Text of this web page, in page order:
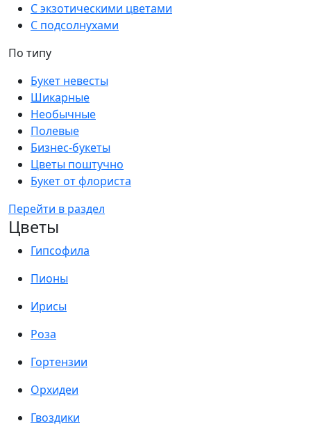
С экзотическими цветами
С подсолнухами
По типу
Букет невесты
Шикарные
Необычные
Полевые
Бизнес-букеты
Цветы поштучно
Букет от флориста
Перейти в раздел
Цветы
Гипсофила
Пионы
Ирисы
Роза
Гортензии
Орхидеи
Гвоздики